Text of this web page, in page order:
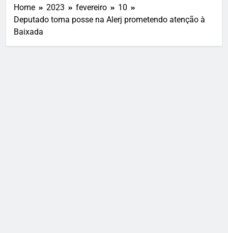
Home 2023 fevereiro
10
Deputado toma posse na Alerj prometendo atenção à
Baixada